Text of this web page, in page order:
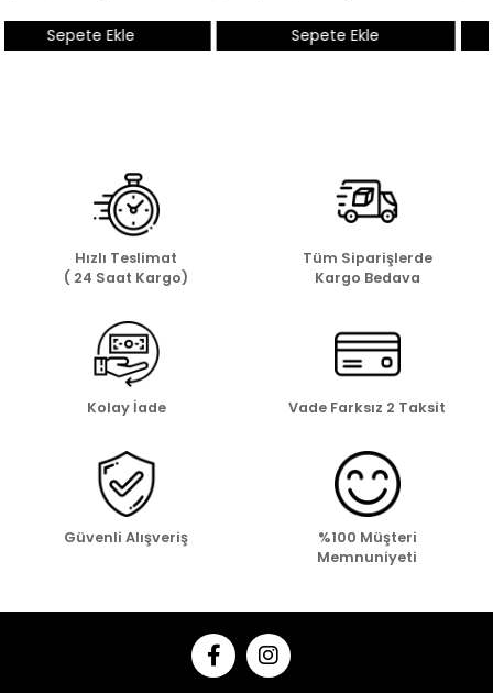
Sepete Ekle Sepete Ekle
Hızlı Teslimat
( 24 Saat Kargo)
Tüm Siparişlerde
Kargo Bedava
Kolay İade Vade Farksız 2 Taksit
Güvenli Alışveriş
%100 Müşteri
Memnuniyeti